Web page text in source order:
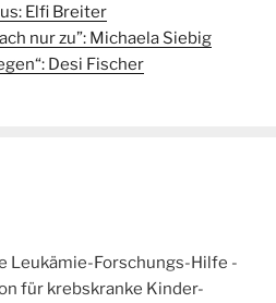
Elfi Breiter
nur zu”: Michaela Siebig
Desi Fischer
Leukämie-Forschungs-Hilfe -
für krebskranke Kinder-